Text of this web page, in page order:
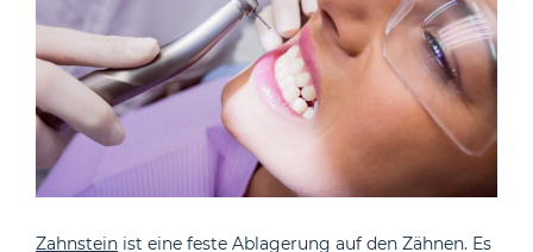
Zahnstein ist eine feste Ablagerung auf den Zähnen. Es